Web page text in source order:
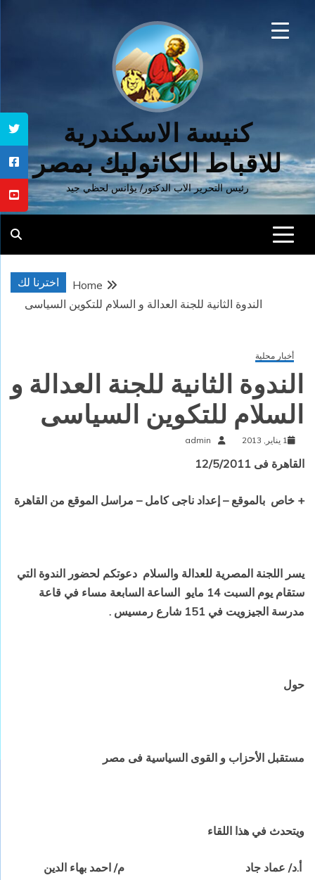
كنيسة الاسكندرية
للاقباط الكاثوليك بمصر
رئيس التحرير الاب الدكتور/ يؤانس لحظي جيد
اخترنا لك
Home
الندوة الثانية للجنة العدالة و السلام للتكوين السياسى
أخبار محلية
الندوة الثانية للجنة العدالة و
السلام للتكوين السياسى
1 يناير, 2013 admin
القاهرة فى 12/5/2011
+ خاص بالموقع – إعداد ناجى كامل – مراسل الموقع من القاهرة
يسر اللجنة المصرية للعدالة والسلام دعوتكم لحضور الندوة التي
ستقام يوم السبت 14 مايو
الساعة السابعة مساء في قاعة
مدرسة الجيزويت في 151 شارع رمسيس .
حول
مستقبل الأحزاب و القوى السياسية فى مصر
ويتحدث في هذا اللقاء
أ.د/ عماد جاد م/ احمد بهاء الدين